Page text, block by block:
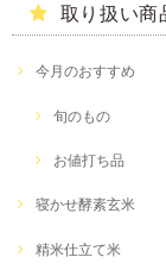
取り扱い商
今月のおすすめ
旬のもの
お値打ち品
寝かせ酵素玄米
精米仕立て米